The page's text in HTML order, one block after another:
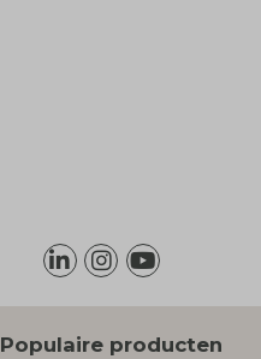
Populaire producten